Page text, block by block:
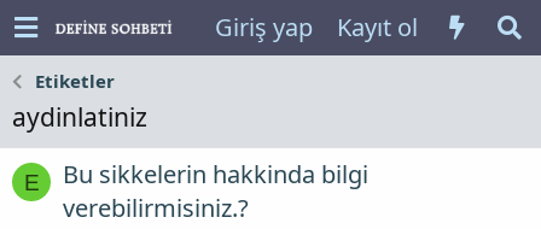
Giriş yap Kayıt ol
Etiketler
aydinlatiniz
E
Bu sikkelerin hakkinda bilgi
verebilirmisiniz.?